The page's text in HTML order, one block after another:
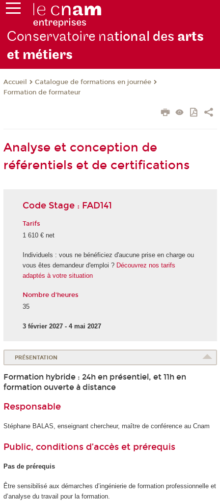
Conservatoire national des arts
et métiers
Accueil
Catalogue de formations en journée
Formation de formateur
Analyse et conception de
référentiels et de certifications
Code Stage : FAD141
Tarifs
1 610 € net
Individuels : vous ne bénéficiez d'aucune prise en charge ou
vous êtes demandeur d'emploi ? Découvrez nos tarifs
adaptés à votre situation
Nombre d'heures
35
3 février 2027 - 4 mai 2027
PRÉSENTATION
Formation hybride : 24h en présentiel, et 11h en
formation ouverte à distance
Responsable
Stéphane BALAS, enseignant chercheur, maître de conférence au Cnam
Public, conditions d’accès et prérequis
Pas de prérequis
Être sensibilisé aux démarches d’ingénierie de formation professionnelle et
d’analyse du travail pour la formation.